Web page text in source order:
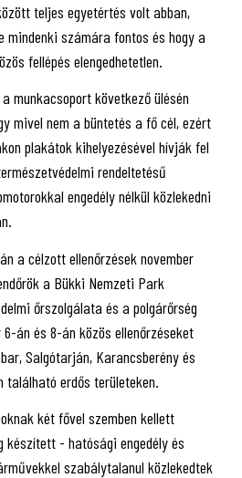
teljes egyetértés volt abban,
mindenki számára fontos és hogy a
fellépés elengedhetetlen.
munkacsoport következő ülésén
mivel nem a büntetés a fő cél, ezért
plakátok kihelyezésével hívják fel
rendeltetésű
engedély nélkül közlekedni
a célzott ellenőrzések november
a Bükki Nemzeti Park
őrszolgálata és a polgárőrség
án és 8-án közös ellenőrzéseket
Salgótarján, Karancsberény és
található erdős területeken.
két fővel szemben kellett
készített - hatósági engedély és
szabálytalanul közlekedtek